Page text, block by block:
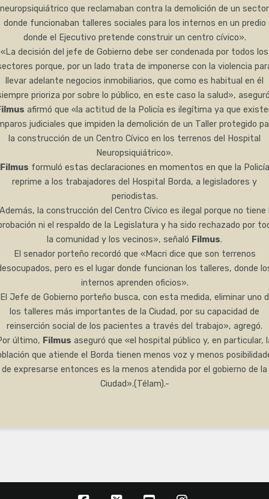
neuropsiquiátrico que reclamaban contra la demolición de un sector
donde funcionaban talleres sociales para los internos en un predio
donde el Ejecutivo pretende construir un centro cívico».
«La decisión del jefe de Gobierno debe ser condenada por todos los
porque, por un lado trata de imponerse con la violencia
llevar adelante negocios inmobiliarios, que como es habitual en él
prioriza por sobre lo público, en este caso la salud»,
afirmó que «la actitud de la Policía es ilegítima ya que
judiciales que impiden la demolición de un Taller protegido
la construcción de un Centro Cívico en los terrenos del Hospital
Neuropsiquiátrico».
Filmus formuló estas declaraciones en momentos en que la Policía
reprime a los trabajadores del Hospital Borda, a legisladores y
periodistas.
la construcción del Centro Cívico es ilegal porque no tiene
ni el respaldo de la Legislatura y ha sido rechazado por
la comunidad y los vecinos», señaló Filmus.
El senador porteño recordó que «Macri dice que son terrenos
pero es el lugar donde funcionan los talleres, donde
internos aprenden oficios».
Jefe de Gobierno porteño busca, con esta medida, eliminar uno
los talleres más importantes de la Ciudad, por su capacidad de
reinserción social de los pacientes a través del trabajo», agregó.
último, Filmus aseguró que «el hospital público y, en particular,
que atiende el Borda tienen menos voz y menos
de expresarse entonces es la menos atendida por el gobierno de la
Ciudad».(Télam).-